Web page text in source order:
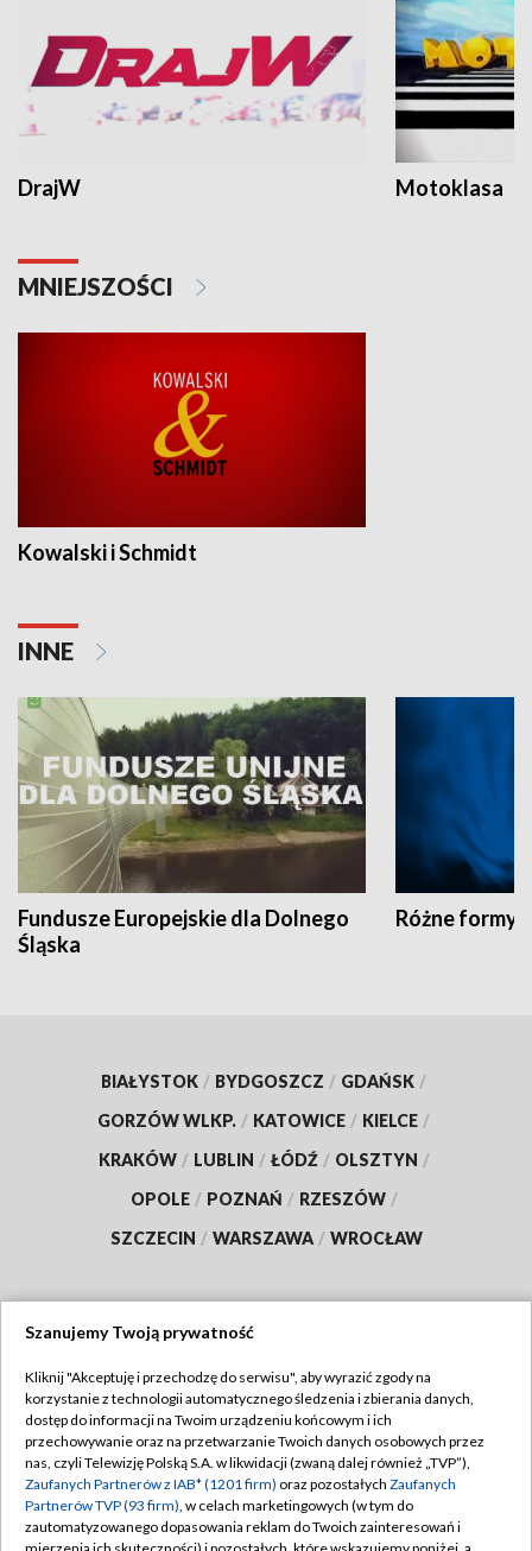
DrajW Motoklasa
MNIEJSZOŚCI
Kowalski i Schmidt
INNE
Fundusze Europejskie dla Dolnego
Śląska
Różne formy
BIAŁYSTOK / BYDGOSZCZ / GDAŃSK /
GORZÓW WLKP. / KATOWICE / KIELCE /
KRAKÓW / LUBLIN / ŁÓDŹ / OLSZTYN /
OPOLE / POZNAŃ / RZESZÓW /
SZCZECIN / WARSZAWA / WROCŁAW
TVP
Abonament TVP
Emisja w TVP
Centrum informacji TVP
Regulamin TVP
Polityka prywatności
Moje zgody
Szanujemy Twoją prywatność
Kliknij "Akceptuję i przechodzę do serwisu", aby wyrazić zgody na
korzystanie z technologii automatycznego śledzenia i zbierania danych,
dostęp do informacji na Twoim urządzeniu końcowym i ich
przechowywanie oraz na przetwarzanie Twoich danych osobowych przez
nas, czyli Telewizję Polską S.A. w likwidacji (zwaną dalej również „TVP”),
Zaufanych Partnerów z IAB* (1201 firm) oraz pozostałych Zaufanych
Partnerów TVP (93 firm), w celach marketingowych (w tym do
zautomatyzowanego dopasowania reklam do Twoich zainteresowań i